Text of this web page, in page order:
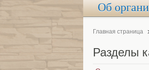
Об
Главная страница
Разделы